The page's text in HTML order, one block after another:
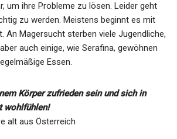
um ihre Probleme zu lösen. Leider geht
zu werden. Meistens beginnt es mit
An Magersucht sterben viele Jugendliche,
auch einige, wie Serafina, gewöhnen
Essen.
Körper zufrieden sein und sich in
wohlfühlen!
alt aus Österreich